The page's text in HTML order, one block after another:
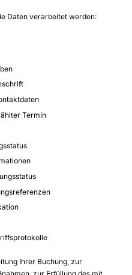
Daten verarbeitet werden:
Termin
Ihrer Buchung, zur